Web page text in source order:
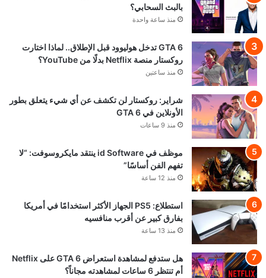
بالبث السحابي؟
منذ ساعة واحدة
GTA 6 تدخل هوليوود قبل الإطلاق.. لماذا اختارت
روكستار منصة Netflix بدلًا من YouTube؟
منذ ساعتين
شراير: روكستار لن تكشف عن أي شيء يتعلق بطور
الأونلاين في GTA 6
منذ 9 ساعات
موظف في id Software ينتقد مايكروسوفت: “لا
تفهم الفن أساسًا”
منذ 12 ساعة
استطلاع: PS5 الجهاز الأكثر استخدامًا في أمريكا
بفارق كبير عن أقرب منافسيه
منذ 13 ساعة
هل ستدفع لمشاهدة استعراض GTA 6 على Netflix
أم تنتظر 6 ساعات لمشاهدته مجاناً؟